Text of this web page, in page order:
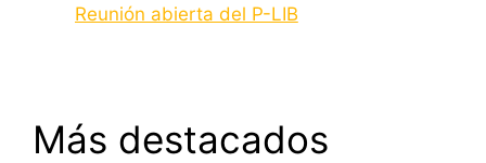
Reunión abierta del P-LIB
Más destacados